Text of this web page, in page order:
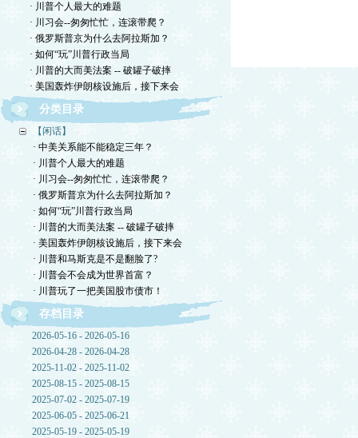
· 川普个人最大的难题
· 川习会--匆匆忙忙，连滚带爬？
· 俄罗斯普京为什么去阿拉斯加？
· 如何“玩”川普行政当局
· 川普的大而美法案 -- 破罐子破摔
· 美国轰炸伊朗核设施后，接下来会
分类目录
【闲话】
· 中美关系能不能稳定三年？
· 川普个人最大的难题
· 川习会--匆匆忙忙，连滚带爬？
· 俄罗斯普京为什么去阿拉斯加？
· 如何“玩”川普行政当局
· 川普的大而美法案 -- 破罐子破摔
· 美国轰炸伊朗核设施后，接下来会
· 川普和马斯克是不是翻脸了?
· 川普会不会成为世界首富？
· 川普玩了一把美国股市债市！
存档目录
2026-05-16 - 2026-05-16
2026-04-28 - 2026-04-28
2025-11-02 - 2025-11-02
2025-08-15 - 2025-08-15
2025-07-02 - 2025-07-19
2025-06-05 - 2025-06-21
2025-05-19 - 2025-05-19